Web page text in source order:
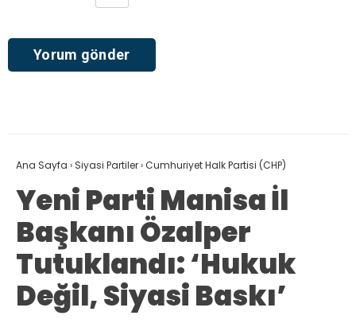
Ana Sayfa › Siyasi Partiler›Cumhuriyet Halk Partisi (CHP)
Yeni Parti Manisa İl
Başkanı Özalper
Tutuklandı: ‘Hukuk
Değil, Siyasi Baskı’